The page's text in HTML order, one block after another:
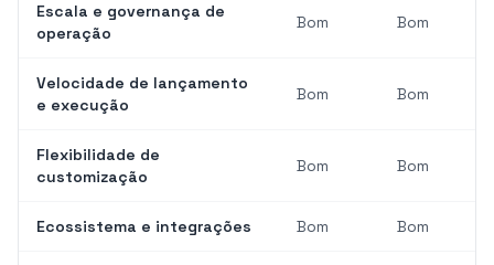
Escala e governança de
operação
Bom Bom
Velocidade de lançamento
e execução
Bom Bom
Flexibilidade de
customização
Bom Bom
Ecossistema e integrações Bom Bom